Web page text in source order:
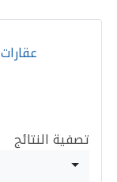
عقارات
تصفية النتائج